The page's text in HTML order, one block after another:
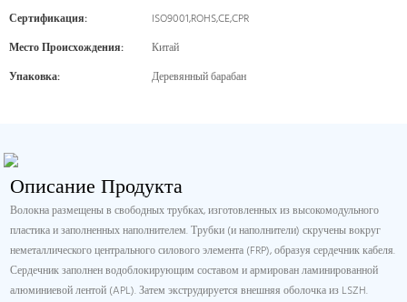
Сертификация:
ISO9001,ROHS,CE,CPR
Место Происхождения:
Китай
Упаковка:
Деревянный барабан
Описание Продукта
Волокна размещены в свободных трубках, изготовленных из высокомодульного
пластика и заполненных наполнителем. Трубки (и наполнители) скручены вокруг
неметаллического центрального силового элемента (FRP), образуя сердечник кабеля.
Сердечник заполнен водоблокирующим составом и армирован ламинированной
алюминиевой лентой (APL). Затем экструдируется внешняя оболочка из LSZH.